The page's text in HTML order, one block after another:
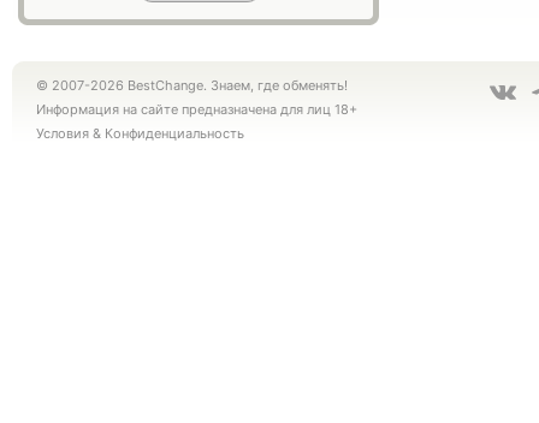
© 2007-2026 BestChange. Знаем, где обменять!
Информация на сайте предназначена для лиц 18+
Условия & Конфиденциальность